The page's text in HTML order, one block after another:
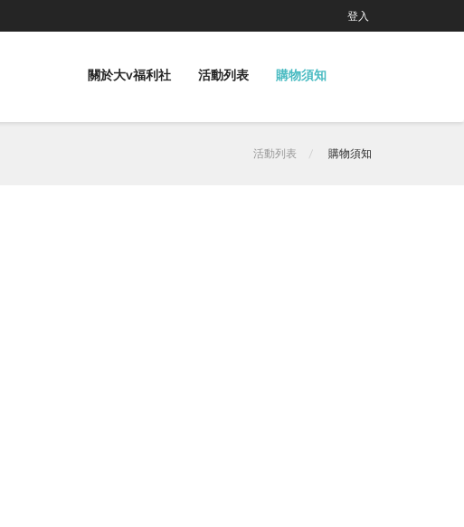
登入
關於大v福利社 活動列表 購物須知
活動列表 購物須知